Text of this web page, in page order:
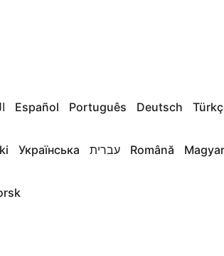
Español Português Deutsch
Українська עברית Română Magyar